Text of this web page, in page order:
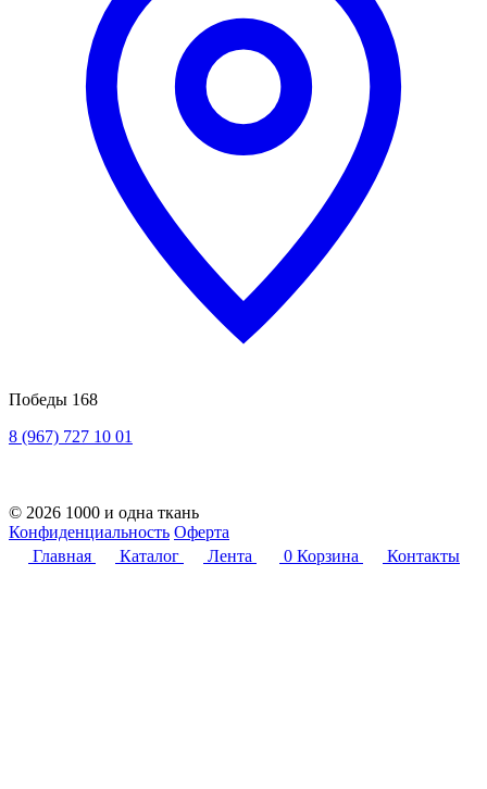
Победы 168
8 (967) 727 10 01
© 2026 1000 и одна ткань
Конфиденциальность Оферта
Главная
Каталог Лента 0 Корзина Контакты